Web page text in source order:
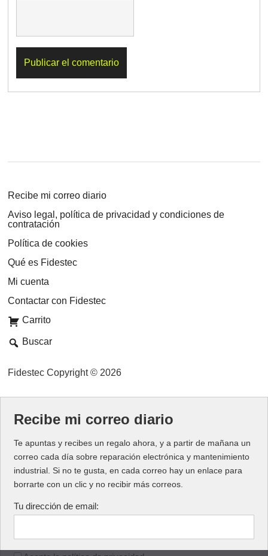
Recibe mi correo diario
Aviso legal, política de privacidad y condiciones de
contratación
Política de cookies
Qué es Fidestec
Mi cuenta
Contactar con Fidestec
Carrito
Buscar
Fidestec Copyright © 2026
Recibe mi correo diario
Te apuntas y recibes un regalo ahora, y a partir de mañana un
correo cada día sobre reparación electrónica y mantenimiento
industrial. Si no te gusta, en cada correo hay un enlace para
borrarte con un clic y no recibir más correos.
Tu dirección de email: